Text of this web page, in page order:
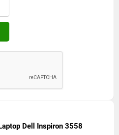
Dell Inspiron 3558